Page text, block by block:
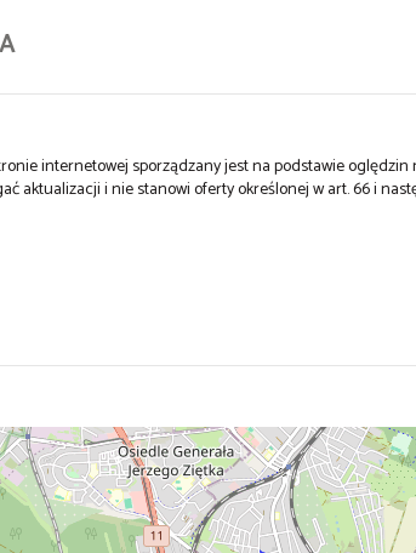
internetowej sporządzany jest na podstawie
aktualizacji i nie stanowi oferty określonej w art. 66 i